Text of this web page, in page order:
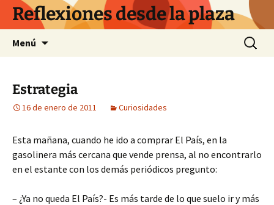
Saltar
contenido
Reflexiones desde la plaza
Menú Buscar:
Estrategia
16 de enero de 2011 Curiosidades
Esta mañana, cuando he ido a comprar El País, en la
gasolinera más cercana que vende prensa, al no encontrarlo
en el estante con los demás periódicos pregunto:
– ¿Ya no queda El País?- Es más tarde de lo que suelo ir y más